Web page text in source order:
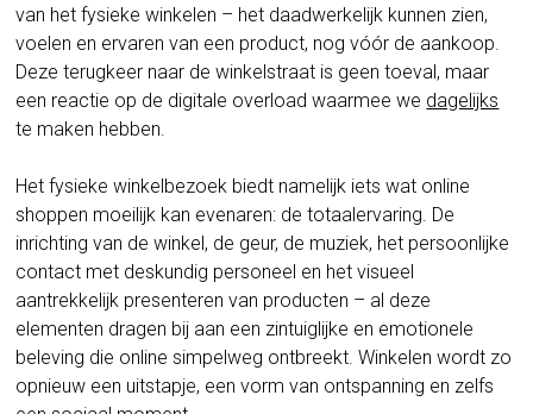
van het fysieke winkelen – het daadwerkelijk kunnen zien,
voelen en ervaren van een product, nog vóór de aankoop.
Deze terugkeer naar de winkelstraat is geen toeval, maar
een reactie op de digitale overload waarmee we dagelijks
te maken hebben.
Het fysieke winkelbezoek biedt namelijk iets wat online
shoppen moeilijk kan evenaren: de totaalervaring. De
inrichting van de winkel, de geur, de muziek, het persoonlijke
contact met deskundig personeel en het visueel
aantrekkelijk presenteren van producten – al deze
elementen dragen bij aan een zintuiglijke en emotionele
beleving die online simpelweg ontbreekt. Winkelen wordt zo
opnieuw een uitstapje, een vorm van ontspanning en zelfs